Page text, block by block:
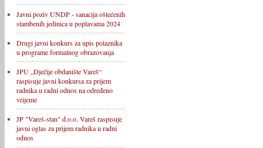
Javni poziv UNDP - sanacija oštećenih
stambenih jedinica u poplavama 2024
Drugi javni konkurs za upis polaznika
u programe formalnog obrazovanja
JPU „Dječije obdanište Vareš“
raspisuje javni konkursa za prijem
radnika u radni odnos na određeno
vrijeme
JP "Vareš-stan" d.o.o. Vareš raspisuje
javni oglas za prijem radnika u radni
odnos